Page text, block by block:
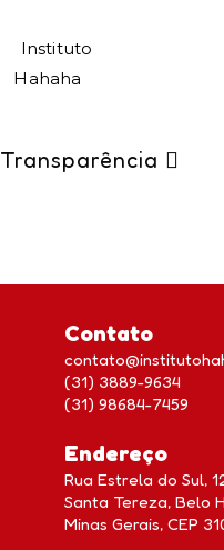
Transparência
Contato
(31) 3889-9634
(31) 98684-7459
Endereço
Rua Estrela do Sul,
Santa Tereza, Belo
Minas Gerais, CEP